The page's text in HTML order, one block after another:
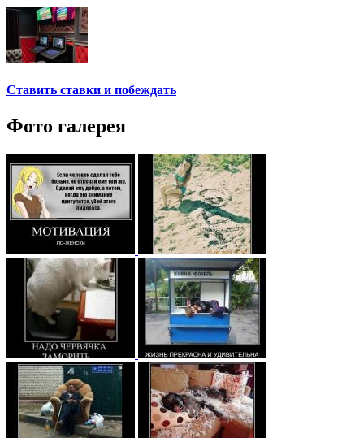
Ставить ставки и побеждать
Фото галерея